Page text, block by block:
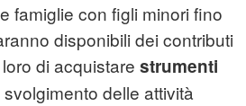
famiglie con figli minori fino
disponibili dei contributi
di acquistare strumenti
svolgimento delle attività